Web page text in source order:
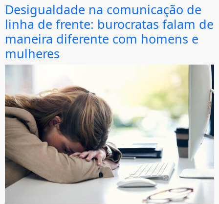
Desigualdade na comunicação de
linha de frente: burocratas falam de
maneira diferente com homens e
mulheres